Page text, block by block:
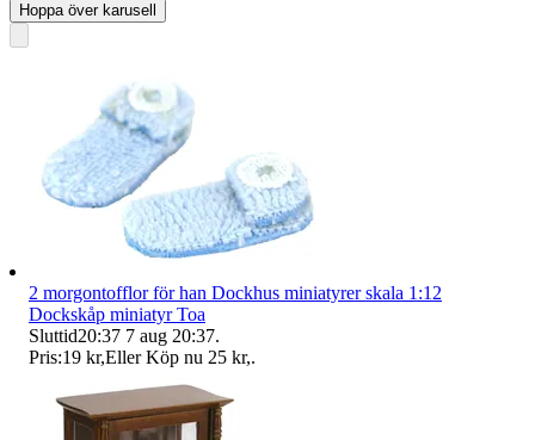
Hoppa över karusell
2 morgontofflor för han Dockhus miniatyrer skala 1:12
Dockskåp miniatyr Toa
Sluttid20:37 7 aug 20:37.
Pris:19 kr,Eller Köp nu 25 kr,.